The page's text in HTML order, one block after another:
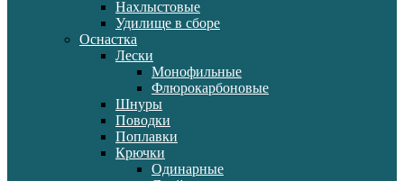
Нахлыстовые
Удилище в сборе
Оснастка
Лески
Монофильные
Флюрокарбоновые
Шнуры
Поводки
Поплавки
Крючки
Одинарные